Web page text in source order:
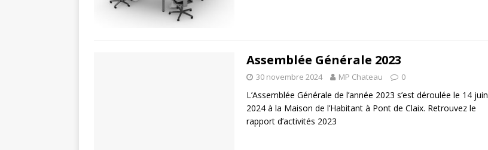
Assemblée Générale 2023
30 novembre 2024 MP Chateau 0
L’Assemblée Générale de l’année 2023 s’est déroulée le 14 juin
2024 à la Maison de l’Habitant à Pont de Claix. Retrouvez le
rapport d’activités 2023